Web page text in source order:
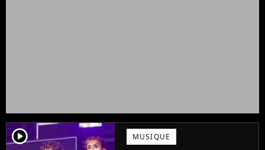
player2 MUSIQUE